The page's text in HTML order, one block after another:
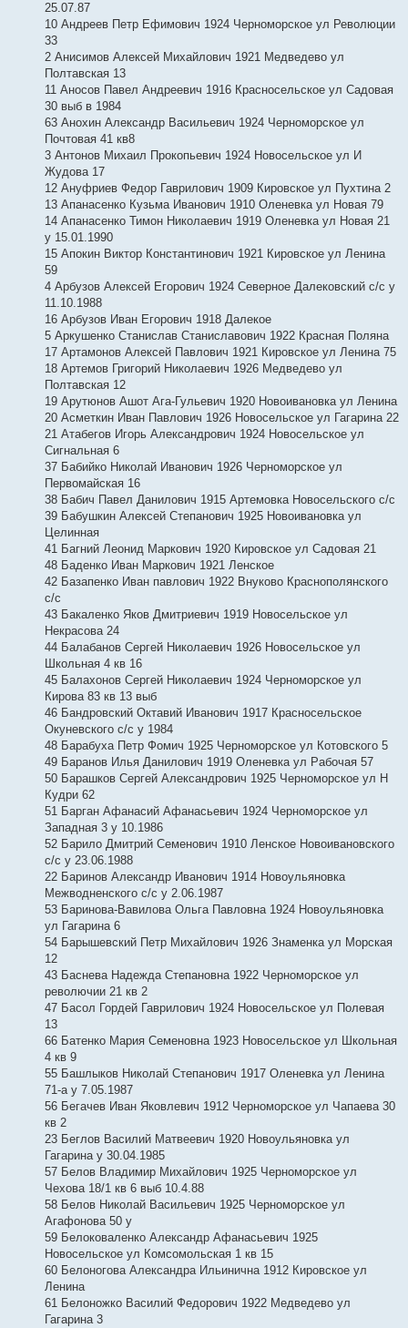
25.07.87
10 Андреев Петр Ефимович 1924 Черноморское ул Революции
33
2 Анисимов Алексей Михайлович 1921 Медведево ул
Полтавская 13
11 Аносов Павел Андреевич 1916 Красносельское ул Садовая
30 выб в 1984
63 Анохин Александр Васильевич 1924 Черноморское ул
Почтовая 41 кв8
3 Антонов Михаил Прокопьевич 1924 Новосельское ул И
Жудова 17
12 Ануфриев Федор Гаврилович 1909 Кировское ул Пухтина 2
13 Апанасенко Кузьма Иванович 1910 Оленевка ул Новая 79
14 Апанасенко Тимон Николаевич 1919 Оленевка ул Новая 21
у 15.01.1990
15 Апокин Виктор Константинович 1921 Кировское ул Ленина
59
4 Арбузов Алексей Егорович 1924 Северное Далековский с/с у
11.10.1988
16 Арбузов Иван Егорович 1918 Далекое
5 Аркушенко Станислав Станиславович 1922 Красная Поляна
17 Артамонов Алексей Павлович 1921 Кировское ул Ленина 75
18 Артемов Григорий Николаевич 1926 Медведево ул
Полтавская 12
19 Арутюнов Ашот Ага-Гульевич 1920 Новоивановка ул Ленина
20 Асметкин Иван Павлович 1926 Новосельское ул Гагарина 22
21 Атабегов Игорь Александрович 1924 Новосельское ул
Сигнальная 6
37 Бабийко Николай Иванович 1926 Черноморское ул
Первомайская 16
38 Бабич Павел Данилович 1915 Артемовка Новосельского с/с
39 Бабушкин Алексей Степанович 1925 Новоивановка ул
Целинная
41 Багний Леонид Маркович 1920 Кировское ул Садовая 21
48 Баденко Иван Маркович 1921 Ленское
42 Базапенко Иван павлович 1922 Внуково Краснополянского
с/с
43 Бакаленко Яков Дмитриевич 1919 Новосельское ул
Некрасова 24
44 Балабанов Сергей Николаевич 1926 Новосельское ул
Школьная 4 кв 16
45 Балахонов Сергей Николаевич 1924 Черноморское ул
Кирова 83 кв 13 выб
46 Бандровский Октавий Иванович 1917 Красносельское
Окуневского с/с у 1984
48 Барабуха Петр Фомич 1925 Черноморское ул Котовского 5
49 Баранов Илья Данилович 1919 Оленевка ул Рабочая 57
50 Барашков Сергей Александрович 1925 Черноморское ул Н
Кудри 62
51 Барган Афанасий Афанасьевич 1924 Черноморское ул
Западная 3 у 10.1986
52 Барило Дмитрий Семенович 1910 Ленское Новоивановского
с/с у 23.06.1988
22 Баринов Александр Иванович 1914 Новоульяновка
Межводненского с/с у 2.06.1987
53 Баринова-Вавилова Ольга Павловна 1924 Новоульяновка
ул Гагарина 6
54 Барышевский Петр Михайлович 1926 Знаменка ул Морская
12
43 Баснева Надежда Степановна 1922 Черноморское ул
револючии 21 кв 2
47 Басол Гордей Гаврилович 1924 Новосельское ул Полевая
13
66 Батенко Мария Семеновна 1923 Новосельское ул Школьная
4 кв 9
55 Башлыков Николай Степанович 1917 Оленевка ул Ленина
71-а у 7.05.1987
56 Бегачев Иван Яковлевич 1912 Черноморское ул Чапаева 30
кв 2
23 Беглов Василий Матвеевич 1920 Новоульяновка ул
Гагарина у 30.04.1985
57 Белов Владимир Михайлович 1925 Черноморское ул
Чехова 18/1 кв 6 выб 10.4.88
58 Белов Николай Васильевич 1925 Черноморское ул
Агафонова 50 у
59 Белоковаленко Александр Афанасьевич 1925
Новосельское ул Комсомольская 1 кв 15
60 Белоногова Александра Ильинична 1912 Кировское ул
Ленина
61 Белоножко Василий Федорович 1922 Медведево ул
Гагарина 3